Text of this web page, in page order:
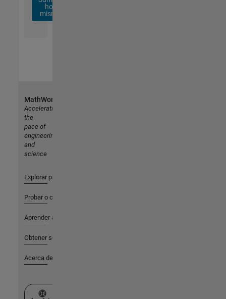
hoy
mismo
MathWorks
Accelerating
the
pace of
engineering
and
science
Explorar productos
Probar o comprar
Aprender a utilizar
Obtener soporte
Acerca de MathWorks
Seleccione un país/idioma